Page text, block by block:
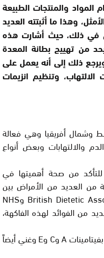
المواد والمنتجات الطبيعة
وهذا ما أثبتته العديد
في ذلك، حيث أشارت هذه
من تهييج بطانة المعدة
ذلك إلى أنه يعمل على
الالتهاب، وتنظيم انزيمات
وشمال أفريقيا وهي فعالة
والالتهابات وبعض أنواع
من صحة أهميتها في
من العديد من الأمراض بين
جمعية التغذية البريطانية British Dietetic Association وNHS
من الفوائد لهذه الفاكهة،
1- الرمان مصدر جيد للألياف وغني بفيتامينات A وC وE وغني أيضاً